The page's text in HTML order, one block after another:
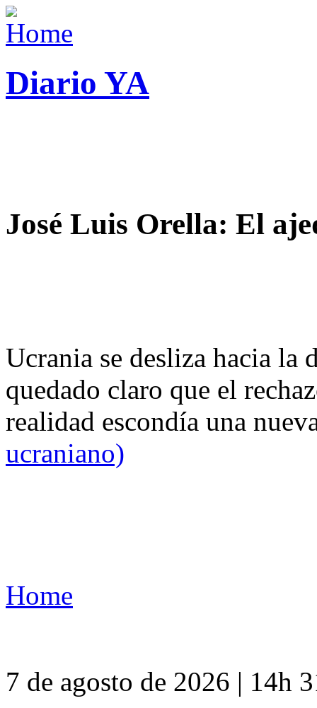
Diario YA
José Luis Orella: El
Ucrania se desliza hacia
quedado claro que el
realidad escondía una
ucraniano)
Home
7 de agosto de 2026 | 14h